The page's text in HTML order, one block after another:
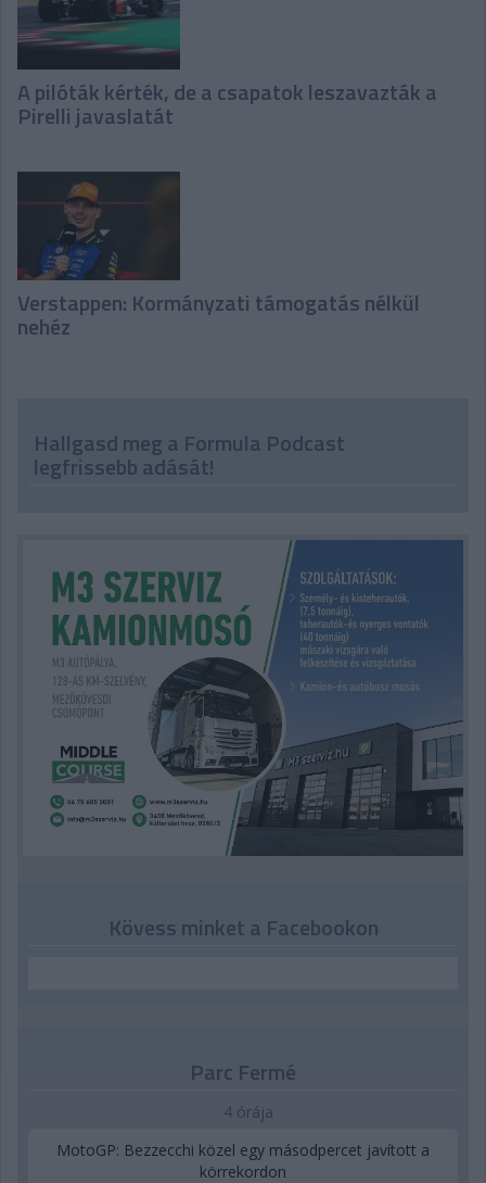
A pilóták kérték, de a csapatok leszavazták a
Pirelli javaslatát
Verstappen: Kormányzati támogatás nélkül
nehéz
Hallgasd meg a Formula Podcast
legfrissebb adását!
Kövess minket a Facebookon
Parc Fermé
4 órája
MotoGP: Bezzecchi közel egy másodpercet javított a
körrekordon